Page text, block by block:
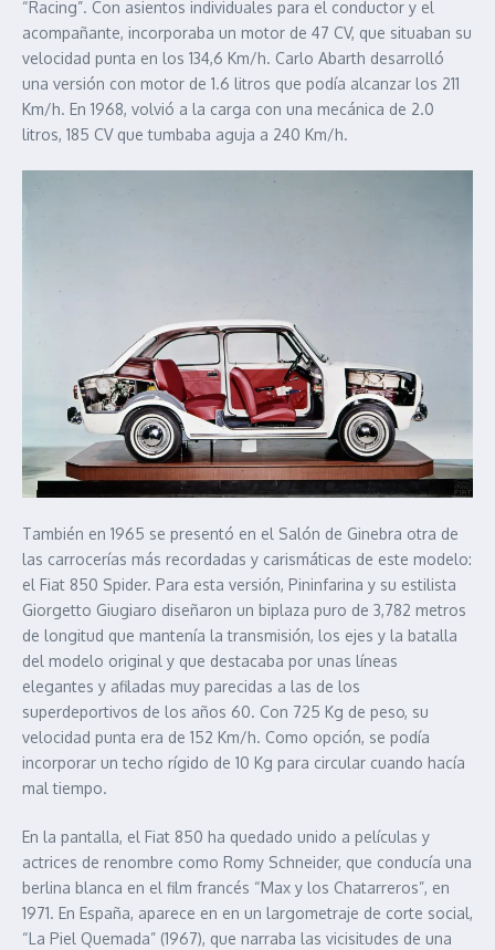
“Racing”. Con asientos individuales para el conductor y el
acompañante, incorporaba un motor de 47 CV, que situaban su
velocidad punta en los 134,6 Km/h. Carlo Abarth desarrolló
una versión con motor de 1.6 litros que podía alcanzar los 211
Km/h. En 1968, volvió a la carga con una mecánica de 2.0
litros, 185 CV que tumbaba aguja a 240 Km/h.
También en 1965 se presentó en el Salón de Ginebra otra de
las carrocerías más recordadas y carismáticas de este modelo:
el Fiat 850 Spider. Para esta versión, Pininfarina y su estilista
Giorgetto Giugiaro diseñaron un biplaza puro de 3,782 metros
de longitud que mantenía la transmisión, los ejes y la batalla
del modelo original y que destacaba por unas líneas
elegantes y afiladas muy parecidas a las de los
superdeportivos de los años 60. Con 725 Kg de peso, su
velocidad punta era de 152 Km/h. Como opción, se podía
incorporar un techo rígido de 10 Kg para circular cuando hacía
mal tiempo.
En la pantalla, el Fiat 850 ha quedado unido a películas y
actrices de renombre como Romy Schneider, que conducía una
berlina blanca en el film francés “Max y los Chatarreros”, en
1971. En España, aparece en en un largometraje de corte social,
“La Piel Quemada” (1967), que narraba las vicisitudes de una